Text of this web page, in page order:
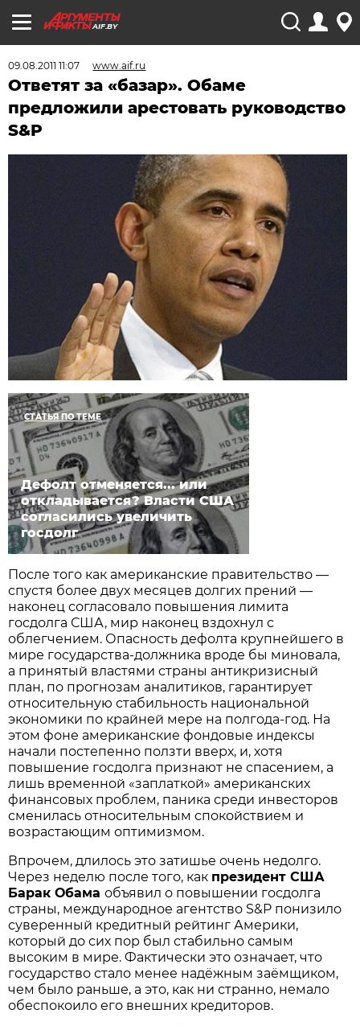
AIF.BY
09.08.2011 11:07 www.aif.ru
Ответят за «базар». Обаме
предложили арестовать руководство
S&P
СТАТЬЯ ПО ТЕМЕ
Дефолт отменяется... или
откладывается? Власти США
согласились увеличить
госдолг
После того как американские правительство —
спустя более двух месяцев долгих прений —
наконец согласовало повышения лимита
госдолга США, мир наконец вздохнул с
облегчением. Опасность дефолта крупнейшего в
мире государства-должника вроде бы миновала,
а принятый властями страны антикризисный
план, по прогнозам аналитиков, гарантирует
относительную стабильность национальной
экономики по крайней мере на полгода-год. На
этом фоне американские фондовые индексы
начали постепенно ползти вверх, и, хотя
повышение госдолга признают не спасением, а
лишь временной «заплаткой» американских
финансовых проблем, паника среди инвесторов
сменилась относительным спокойствием и
возрастающим оптимизмом.
Впрочем, длилось это затишье очень недолго.
Через неделю после того, как президент США
Барак Обамаобъявил о повышении госдолга
страны, международное агентство S&P понизило
суверенный кредитный рейтинг Америки,
который до сих пор был стабильно самым
высоким в мире. Фактически это означает, что
государство стало менее надёжным заёмщиком,
чем было раньше, а это, как ни странно, немало
обеспокоило его внешних кредиторов.